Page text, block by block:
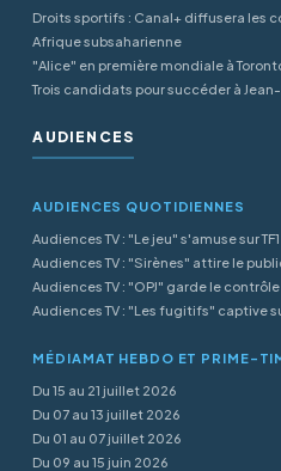
Droits sportifs : Canal+ diffusera les
Afrique subsaharienne
"Alice" en première mondiale à
Trois candidats pour succéder à
AUDIENCES
AUDIENCES QUOTIDIENNES
Audiences TV : "Le jeu" s'amuse sur TF1
Audiences TV : "Sirènes" attire le public
Audiences TV : "OPJ" garde le
Audiences TV : "Les fugitifs" captive
MÉDIAMAT HEBDO ET PRIME-
Du 15 au 21 juillet 2026
Du 07 au 13 juillet 2026
Du 01 au 07 juillet 2026
Du 09 au 15 juin 2026